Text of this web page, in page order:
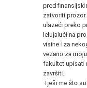
pred
zatvoriti
ulazeći preko
lelujalući na
visine i za
vezano za
fakultet upisati
završiti.
Tješi me što